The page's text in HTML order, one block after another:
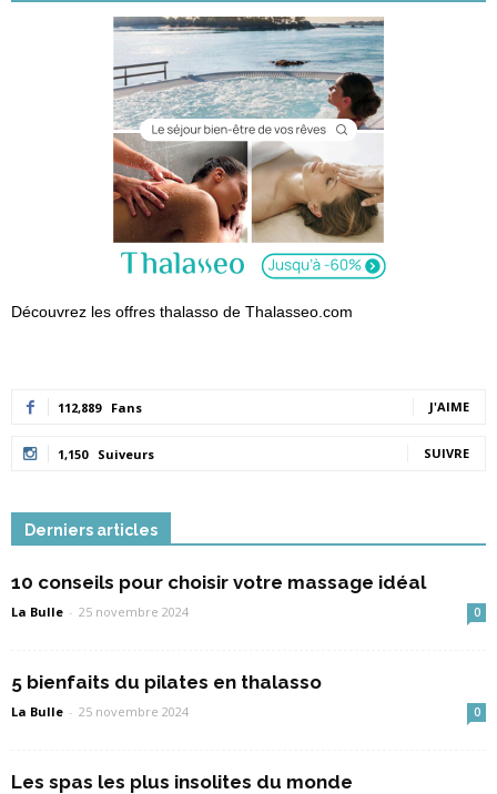
Découvrez les offres thalasso de Thalasseo.com
112,889 Fans J'AIME
1,150 Suiveurs SUIVRE
Derniers articles
10 conseils pour choisir votre massage idéal
La Bulle - 25 novembre 2024 0
5 bienfaits du pilates en thalasso
La Bulle - 25 novembre 2024 0
Les spas les plus insolites du monde